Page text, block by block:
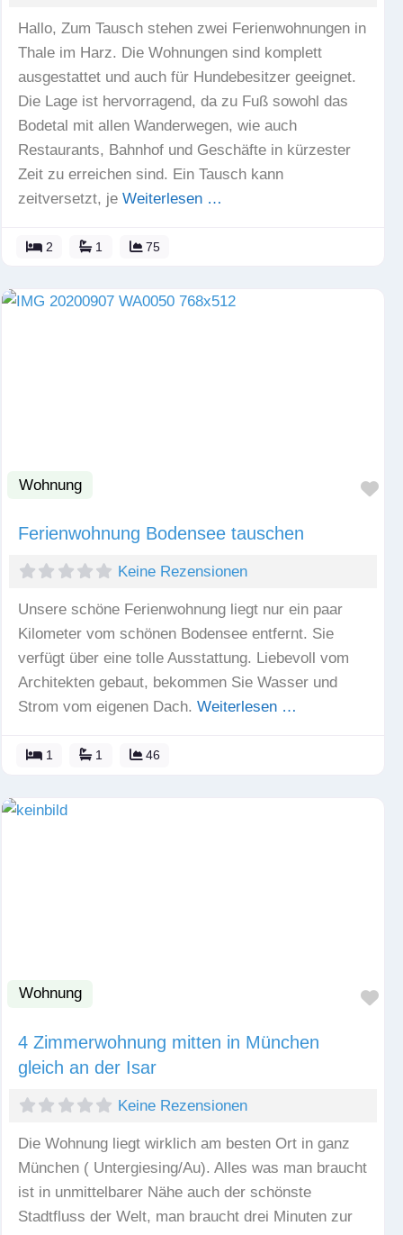
Hallo, Zum Tausch stehen zwei Ferienwohnungen in
Thale im Harz. Die Wohnungen sind komplett
ausgestattet und auch für Hundebesitzer geeignet.
Die Lage ist hervorragend, da zu Fuß sowohl das
Bodetal mit allen Wanderwegen, wie auch
Restaurants, Bahnhof und Geschäfte in kürzester
Zeit zu erreichen sind. Ein Tausch kann
zeitversetzt, je Weiterlesen …
2 1 75
Wohnung
Ferienwohnung Bodensee tauschen
Keine Rezensionen
Unsere schöne Ferienwohnung liegt nur ein paar
Kilometer vom schönen Bodensee entfernt. Sie
verfügt über eine tolle Ausstattung. Liebevoll vom
Architekten gebaut, bekommen Sie Wasser und
Strom vom eigenen Dach. Weiterlesen …
1 1 46
Wohnung
4 Zimmerwohnung mitten in München
gleich an der Isar
Keine Rezensionen
Die Wohnung liegt wirklich am besten Ort in ganz
München ( Untergiesing/Au). Alles was man braucht
ist in unmittelbarer Nähe auch der schönste
Stadtfluss der Welt, man braucht drei Minuten zur